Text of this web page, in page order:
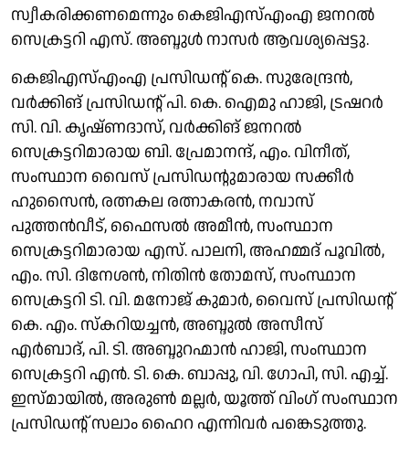
സ്വീകരിക്കണമെന്നും കെജിഎസ്എംഎ ജനറൽ
സെക്രട്ടറി എസ്. അബ്ദുൾ നാസർ ആവശ്യപ്പെട്ടു.
കെജിഎസ്എംഎ പ്രസിഡന്റ് കെ. സുരേന്ദ്രൻ,
വർക്കിങ് പ്രസിഡന്റ് പി. കെ. ഐമു ഹാജി, ട്രഷറർ
സി. വി. കൃഷ്ണദാസ്, വർക്കിങ് ജനറൽ
സെക്രട്ടറിമാരായ ബി. പ്രേമാനന്ദ്, എം. വിനീത്,
സംസ്ഥാന വൈസ് പ്രസിഡന്റുമാരായ സക്കീർ
ഹുസൈൻ, രത്നകല രത്നാകരൻ, നവാസ്
പുത്തൻവീട്, ഫൈസൽ അമീൻ, സംസ്ഥാന
സെക്രട്ടറിമാരായ എസ്. പാലനി, അഹമ്മദ് പൂവിൽ,
എം. സി. ദിനേശൻ, നിതിൻ തോമസ്, സംസ്ഥാന
സെക്രട്ടറി ടി. വി. മനോജ് കുമാർ, വൈസ് പ്രസിഡന്റ്
കെ. എം. സ്കറിയച്ചൻ, അബ്ദുൽ അസീസ്
എർബാദ്, പി. ടി. അബ്ദുറഹ്മാൻ ഹാജി, സംസ്ഥാന
സെക്രട്ടറി എൻ. ടി. കെ. ബാപ്പു, വി. ഗോപി, സി. എച്ച്.
ഇസ്മായിൽ, അരുണ്‍ മല്ലർ, യൂത്ത് വിംഗ് സംസ്ഥാന
പ്രസിഡന്റ് സലാം ഹൈറ എന്നിവർ പങ്കെടുത്തു.